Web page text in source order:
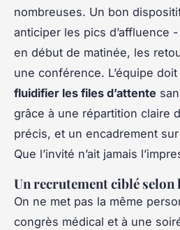
nombreuses. Un bon
anticiper les pics d’affluence
en début de matinée, les
une conférence. L’équipe
fluidifier les files d’attente
grâce à une répartition claire
précis, et un encadrement
Que l’invité n’ait jamais
Un recrutement ciblé selon
On ne met pas la même
congrès médical et à une